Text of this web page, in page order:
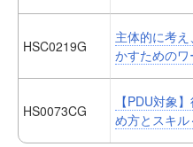
HSC0219G
主体的に考
かすための
HS0073CG
【PDU対象
め方とスキル